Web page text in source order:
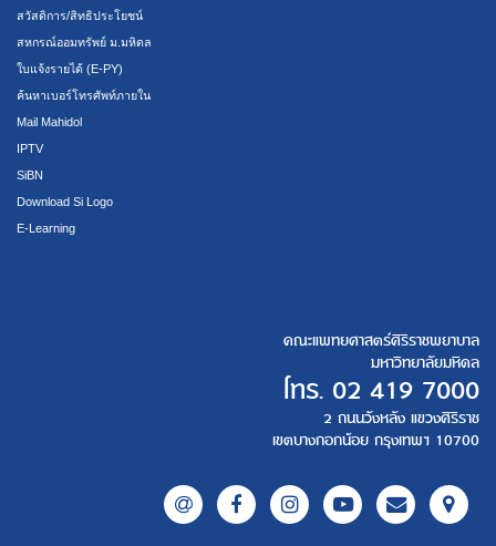
สวัสดิการ/สิทธิประโยชน์
สหกรณ์ออมทรัพย์ ม.มหิดล
ใบแจ้งรายได้ (E-PY)
ค้นหาเบอร์โทรศัพท์ภายใน
Mail Mahidol
IPTV
SiBN
Download Si Logo
E-Learning
คณะแพทยศาสตร์ศิริราชพยาบาล
มหาวิทยาลัยมหิดล
โทร. 02 419 7000
2 ถนนวังหลัง แขวงศิริราช
เขตบางกอกน้อย กรุงเทพฯ 10700